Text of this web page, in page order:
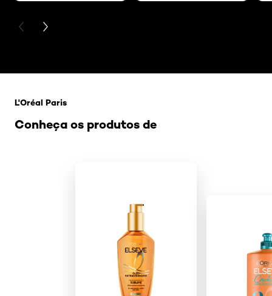
PREVIOUS CARD
NEXT CARD
Conheça os produtos de
L'Oréal Paris